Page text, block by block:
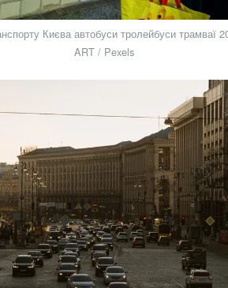
Києва автобуси тролейбуси трамваї
ART / Pexels